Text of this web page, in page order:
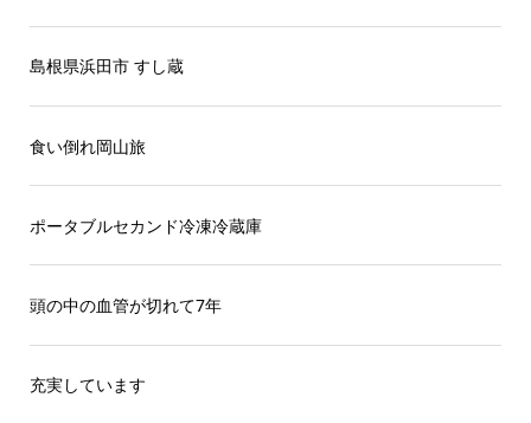
島根県浜田市 すし蔵
食い倒れ岡山旅
ポータブルセカンド冷凍冷蔵庫
頭の中の血管が切れて7年
充実しています